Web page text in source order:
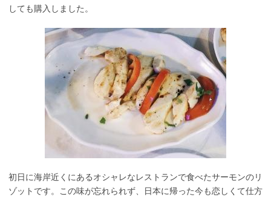
しても購入しました。
初日に海岸近くにあるオシャレなレストランで食べたサーモンのリ
ゾットです。この味が忘れられず、日本に帰った今も恋しくて仕方